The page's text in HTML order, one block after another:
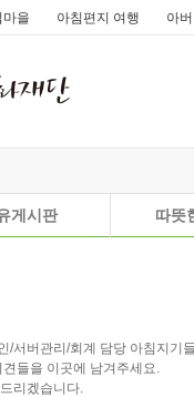
마을 아침편지 여행 아
게시판 따뜻
/서버관리/회계 담당 아침지기
들을 이곳에 남겨주세요.
리겠습니다.